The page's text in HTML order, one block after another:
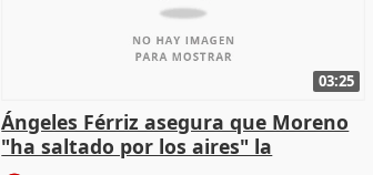
03:25
Ángeles Férriz asegura que Moreno
"ha saltado por los aires" la